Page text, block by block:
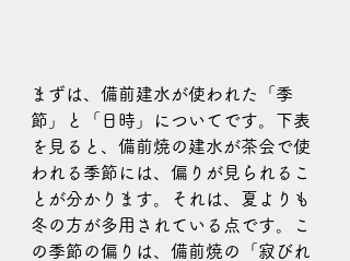
まずは、備前建水が使われた「季
節」と「日時」についてです。下表
を見ると、備前焼の建水が茶会で使
われる季節には、偏りが見られるこ
とが分かります。それは、夏よりも
冬の方が多用されている点です。こ
の季節の偏りは、備前焼の「寂びれ